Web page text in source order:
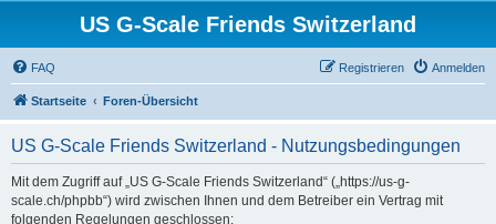
US G-Scale Friends Switzerland
FAQ Anmelden
Registrieren
Startseite Foren-Übersicht
US G-Scale Friends Switzerland - Nutzungsbedingungen
Mit dem Zugriff auf „US G-Scale Friends Switzerland“ („https://us-g-
scale.ch/phpbb“) wird zwischen Ihnen und dem Betreiber ein Vertrag mit
folgenden Regelungen geschlossen: